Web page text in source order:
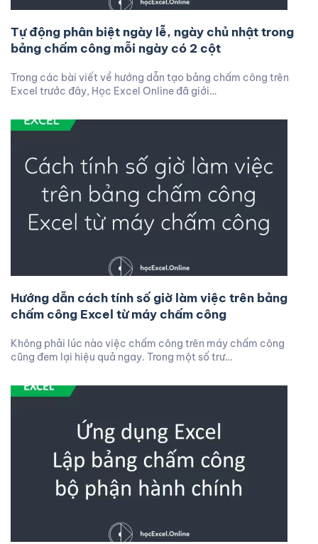
Tự động phân biệt ngày lễ, ngày chủ nhật trong
bảng chấm công mỗi ngày có 2 cột
Trong các bài viết về hướng dẫn tạo bảng chấm công trên
Excel trước đây, Học Excel Online đã giới…
Hướng dẫn cách tính số giờ làm việc trên bảng
chấm công Excel từ máy chấm công
Không phải lúc nào việc chấm công trên máy chấm công
cũng đem lại hiệu quả ngay. Trong một số trư…